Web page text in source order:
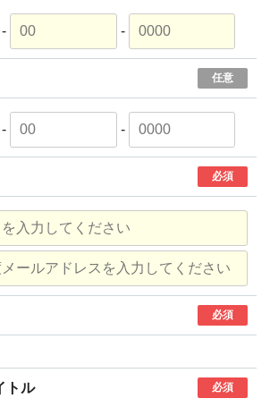
- -
任意
- -
必須
必須
トル 必須